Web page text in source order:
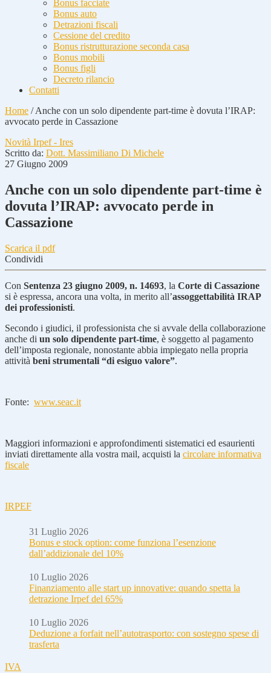
Bonus facciate
Bonus auto
Detrazioni fiscali
Cessione del credito
Bonus ristrutturazione seconda casa
Bonus mobili
Bonus figli
Decreto rilancio
Contatti
Home /Anche con un solo dipendente part-time è dovuta l’IRAP:
avvocato perde in Cassazione
Novità Irpef - Ires
Scritto da: Dott. Massimiliano Di Michele
27 Giugno 2009
Anche con un solo dipendente part-time è
dovuta l’IRAP: avvocato perde in
Cassazione
Scarica il pdf
Condividi
Con Sentenza 23 giugno 2009, n. 14693, la Corte di Cassazione
si è espressa, ancora una volta, in merito all’assoggettabilità IRAP
dei professionisti.
Secondo i giudici, il professionista che si avvale della collaborazione
anche di un solo dipendente part-time, è soggetto al pagamento
dell’imposta regionale, nonostante abbia impiegato nella propria
attività beni strumentali “di esiguo valore”.
Fonte: www.seac.it
Maggiori informazioni e approfondimenti sistematici ed esaurienti
inviati direttamente alla vostra mail, acquisti la circolare informativa
fiscale
IRPEF
31 Luglio 2026
Bonus e stock option: come funziona l’esenzione
dall’addizionale del 10%
10 Luglio 2026
Finanziamento alle start up innovative: quando spetta la
detrazione Irpef del 65%
10 Luglio 2026
Deduzione a forfait nell’autotrasporto: con sostegno spese di
trasferta
IVA